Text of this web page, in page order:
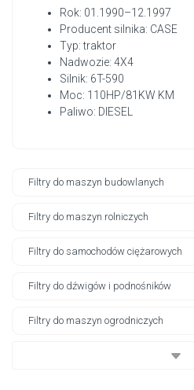
Rok: 01.1990–12.1997
Producent silnika: CASE
Typ: traktor
Nadwozie: 4X4
Silnik: 6T-590
Moc: 110HP/81KW KM
Paliwo: DIESEL
Filtry do maszyn budowlanych
Filtry do maszyn rolniczych
Filtry do samochodów ciężarowych
Filtry do dźwigów i podnośników
Filtry do maszyn ogrodniczych